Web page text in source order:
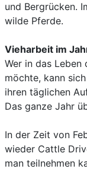
und Bergrücken.
wilde Pferde.
Vieharbeit im
Wer in das Leben
möchte, kann
ihren täglichen
Das ganze Jahr
In der Zeit von
wieder Cattle
man teilnehmen